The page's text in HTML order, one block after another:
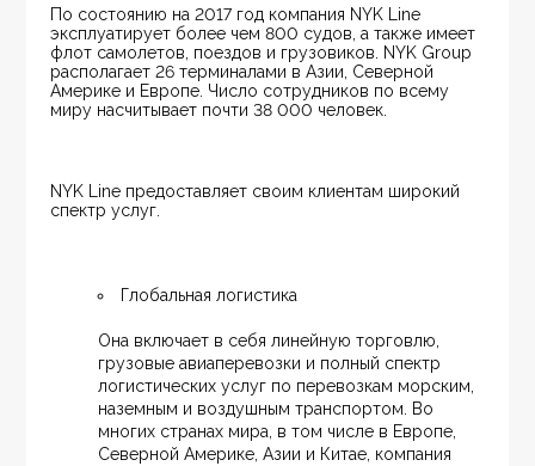
По состоянию на 2017 год компания NYK Line
эксплуатирует более чем 800 судов, а также имеет
флот самолетов, поездов и грузовиков. NYK Group
располагает 26 терминалами в Азии, Северной
Америке и Европе. Число сотрудников по всему
миру насчитывает почти 38 000 человек.
NYK Line предоставляет своим клиентам широкий
спектр услуг.
Глобальная логистика
Она включает в себя линейную торговлю,
грузовые авиаперевозки и полный спектр
логистических услуг по перевозкам морским,
наземным и воздушным транспортом. Во
многих странах мира, в том числе в Европе,
Северной Америке, Азии и Китае, компания